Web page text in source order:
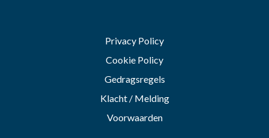
Privacy Policy
Cookie Policy
Gedragsregels
Klacht / Melding
Voorwaarden